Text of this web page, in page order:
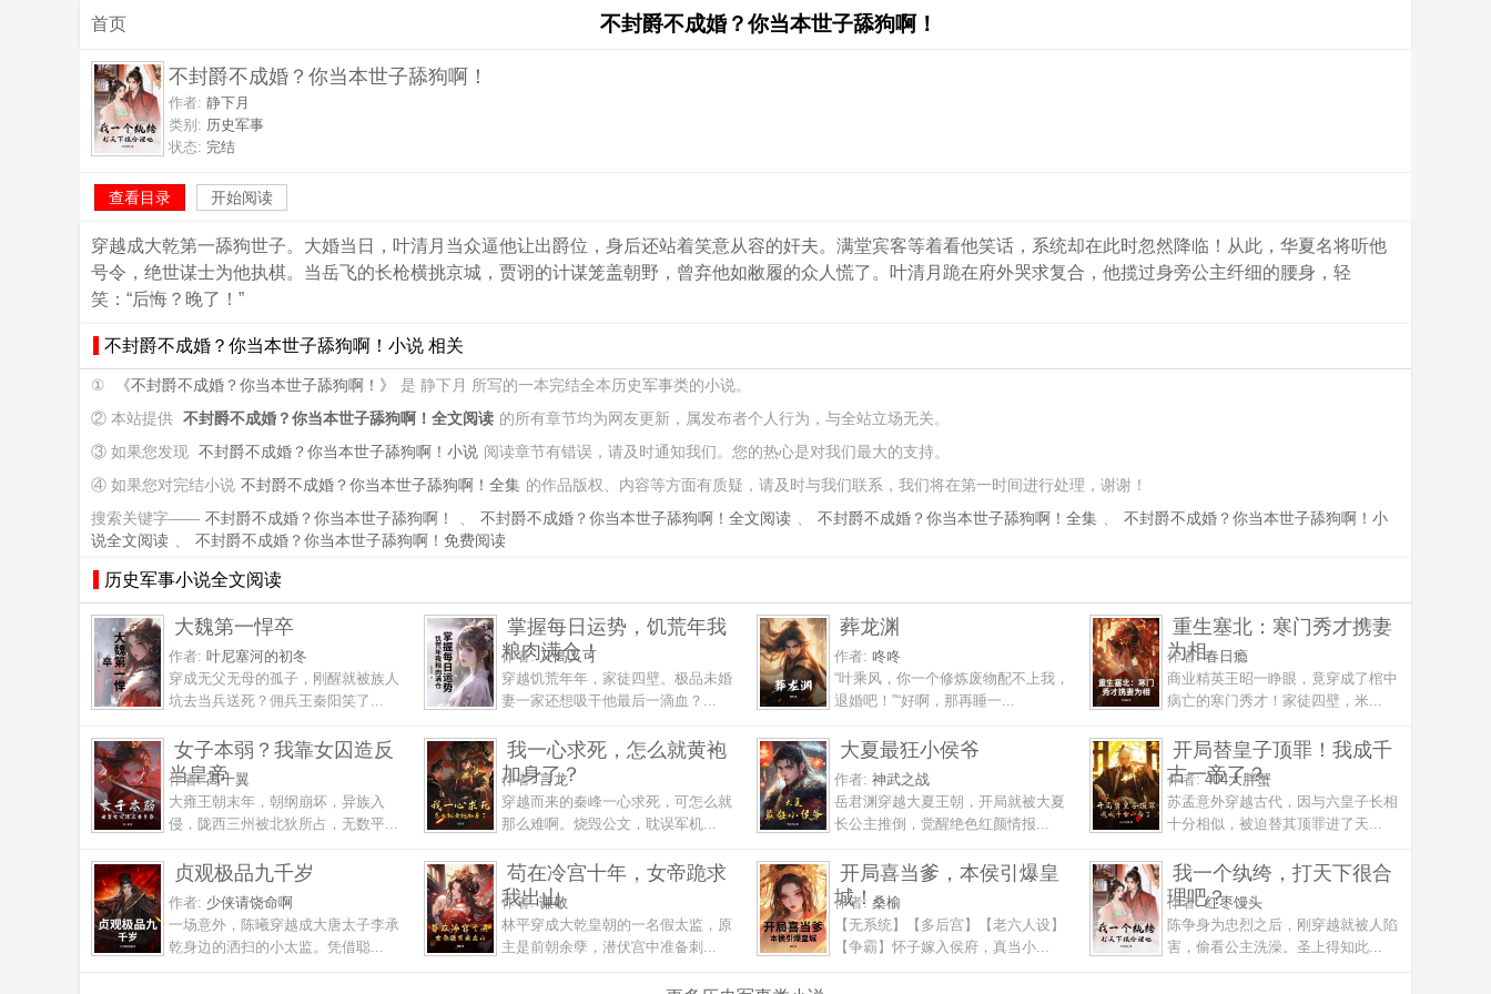
首页 不封爵不成婚？你当本世子舔狗啊！
不封爵不成婚？你当本世子舔狗啊！
作者: 静下月
类别: 历史军事
状态: 完结
查看目录 开始阅读
穿越成大乾第一舔狗世子。大婚当日，叶清月当众逼他让出爵位，身后还站着笑意从容的奸夫。满堂宾客等着看他笑话，系统却在此时忽然降临！从此，华夏名将听他
号令，绝世谋士为他执棋。当岳飞的长枪横挑京城，贾诩的计谋笼盖朝野，曾弃他如敝履的众人慌了。叶清月跪在府外哭求复合，他揽过身旁公主纤细的腰身，轻
笑：“后悔？晚了！”
不封爵不成婚？你当本世子舔狗啊！小说 相关
① 《不封爵不成婚？你当本世子舔狗啊！》
是 静下月 所写的一本完结全本历史军事类的小说。
② 本站提供 不封爵不成婚？你当本世子舔狗啊！全文阅读 的所有章节均为网友更新，属发布者个人行为，与全站立场无关。
③ 如果您发现 不封爵不成婚？你当本世子舔狗啊！小说 阅读章节有错误，请及时通知我们。您的热心是对我们最大的支持。
④ 如果您对完结小说 不封爵不成婚？你当本世子舔狗啊！全集 的作品版权、内容等方面有质疑，请及时与我们联系，我们将在第一时间进行处理，谢谢！
搜索关键字—— 不封爵不成婚？你当本世子舔狗啊！ 、 不封爵不成婚？你当本世子舔狗啊！全文阅读 、 不封爵不成婚？你当本世子舔狗啊！全集 、
不封爵不成婚？你当本世子舔狗啊！小
说全文阅读 、 不封爵不成婚？你当本世子舔狗啊！免费阅读
历史军事小说全文阅读
大魏第一悍卒
作者: 叶尼塞河的初冬
穿成无父无母的孤子，刚醒就被族人
坑去当兵送死？佣兵王秦阳笑了...
掌握每日运势，饥荒年我
粮肉满仓！
作者:又高又可
穿越饥荒年年，家徒四壁。极品未婚
妻一家还想吸干他最后一滴血？...
葬龙渊
作者: 咚咚
“叶乘风，你一个修炼废物配不上我，
退婚吧！”“好啊，那再睡一...
重生塞北：寒门秀才携妻
为相
作者:春日瘾
商业精英王昭一睁眼，竟穿成了棺中
病亡的寒门秀才！家徒四壁，米...
女子本弱？我靠女囚造反
当皇帝
作者:高十翼
大雍王朝末年，朝纲崩坏，异族入
侵，陇西三州被北狄所占，无数平...
我一心求死，怎么就黄袍
加身了？
作者:言龙
穿越而来的秦峰一心求死，可怎么就
那么难啊。烧毁公文，耽误军机...
大夏最狂小侯爷
作者: 神武之战
岳君渊穿越大夏王朝，开局就被大夏
长公主推倒，觉醒绝色红颜情报...
开局替皇子顶罪！我成千
古一帝了？
作者:404大胖蟹
苏孟意外穿越古代，因与六皇子长相
十分相似，被迫替其顶罪进了天...
贞观极品九千岁
作者: 少侠请饶命啊
一场意外，陈曦穿越成大唐太子李承
乾身边的洒扫的小太监。凭借聪...
苟在冷宫十年，女帝跪求
我出山
作者:谦敬
林平穿成大乾皇朝的一名假太监，原
主是前朝余孽，潜伏宫中准备刺...
开局喜当爹，本侯引爆皇
城！
作者: 桑榆
【无系统】【多后宫】【老六人设】
【争霸】怀子嫁入侯府，真当小...
我一个纨绔，打天下很合
理吧？
作者:红枣馒头
陈争身为忠烈之后，刚穿越就被人陷
害，偷看公主洗澡。圣上得知此...